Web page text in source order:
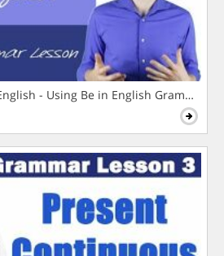
- Using Be in English Grammar